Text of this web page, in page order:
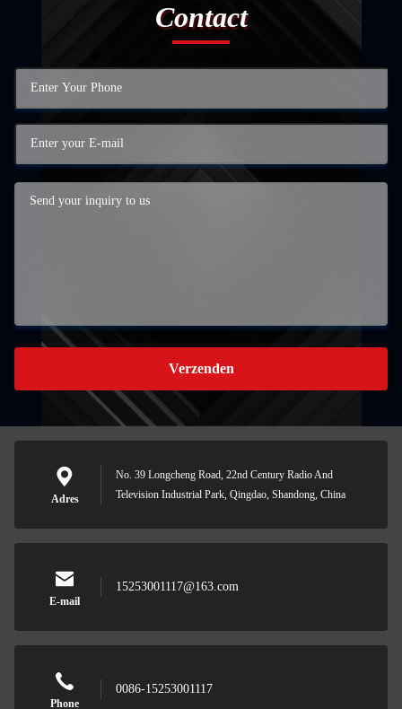
Contact
Verzenden
Adres
No. 39 Longcheng Road, 22nd Century Radio And
Television Industrial Park, Qingdao, Shandong, China
E-mail
15253001117@163.com
Phone
0086-15253001117